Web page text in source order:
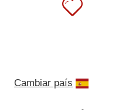
Cambiar país